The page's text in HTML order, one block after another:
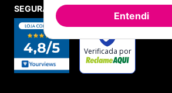
SEGURANÇA E CREDIBILIDADE
Entendi